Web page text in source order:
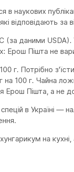
наукових
відповідають за
даними USDA).
Ерош Пішта не
г. Потрібно
100 г. Чайна
Ерош Пішта, а не
в Україні —
на